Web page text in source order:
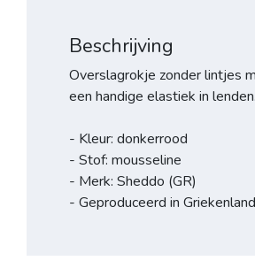
Beschrijving
Overslagrokje zonder lintjes
een handige elastiek in lenden.
- Kleur: donkerrood
- Stof: mousseline
- Merk: Sheddo (GR)
- Geproduceerd in Griekenland